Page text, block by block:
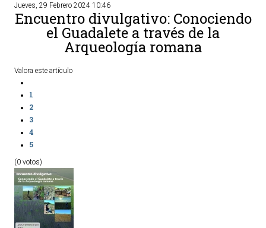
Jueves, 29 Febrero 2024 10:46
Encuentro divulgativo: Conociendo
el Guadalete a través de la
Arqueología romana
Valora este artículo
1
2
3
4
5
(0 votos)